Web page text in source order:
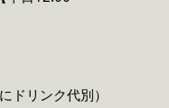
リンク代別）